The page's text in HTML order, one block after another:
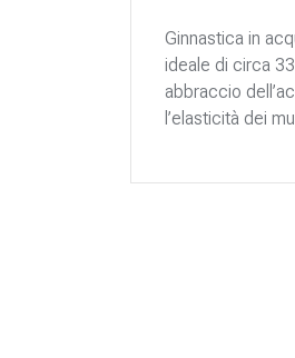
Ginnastica in
ideale di circa
abbraccio
l’elasticità dei